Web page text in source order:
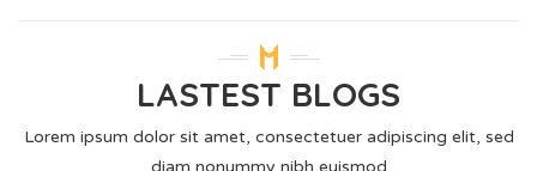
LASTEST BLOGS
Lorem ipsum dolor sit amet, consectetuer adipiscing elit, sed
diam nonummy nibh euismod